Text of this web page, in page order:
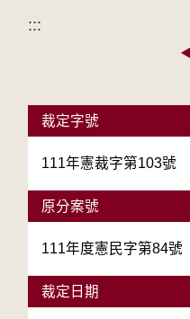
:::
◀
裁定字號
111年憲裁字第103號
原分案號
111年度憲民字第84號
裁定日期